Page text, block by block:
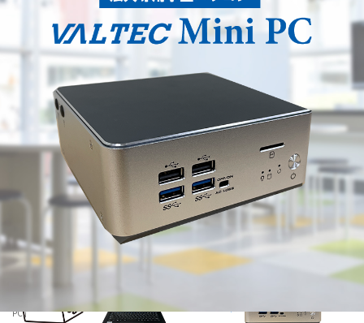
製品・サービス 法人向けPC・Windows11IoT Enterprise搭載「VALTEC Mini
PC」